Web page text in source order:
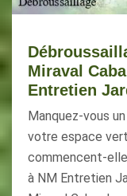
Miraval
Entretien
Manquez-vous
votre espace
commencent-
à NM Entretien